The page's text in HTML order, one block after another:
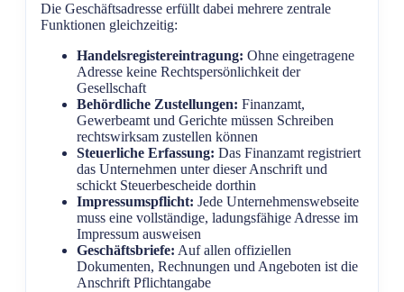
Die Geschäftsadresse erfüllt dabei mehrere zentrale
Funktionen gleichzeitig:
Handelsregistereintragung: Ohne eingetragene
Adresse keine Rechtspersönlichkeit der
Gesellschaft
Behördliche Zustellungen: Finanzamt,
Gewerbeamt und Gerichte müssen Schreiben
rechtswirksam zustellen können
Steuerliche Erfassung: Das Finanzamt registriert
das Unternehmen unter dieser Anschrift und
schickt Steuerbescheide dorthin
Impressumspflicht: Jede Unternehmenswebseite
muss eine vollständige, ladungsfähige Adresse im
Impressum ausweisen
Geschäftsbriefe: Auf allen offiziellen
Dokumenten, Rechnungen und Angeboten ist die
Anschrift Pflichtangabe